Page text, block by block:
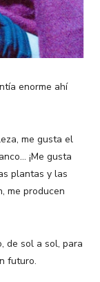
enorme ahí
me gusta el
¡Me gusta
plantas y las
me producen
de sol a sol, para
futuro.